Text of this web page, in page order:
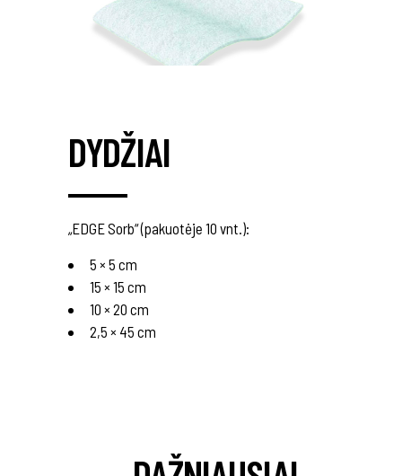
DYDŽIAI
„EDGE Sorb“ (pakuotėje 10 vnt.):
5 × 5 cm
15 × 15 cm
10 × 20 cm
2,5 × 45 cm